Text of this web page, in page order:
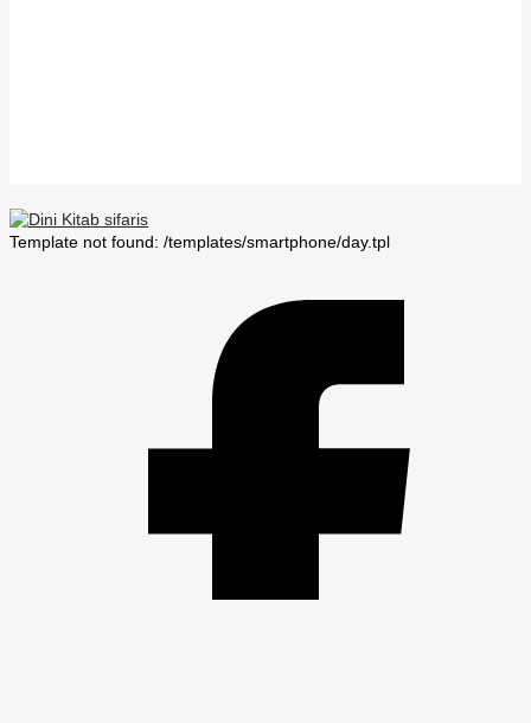
Template not found: /templates/smartphone/day.tpl